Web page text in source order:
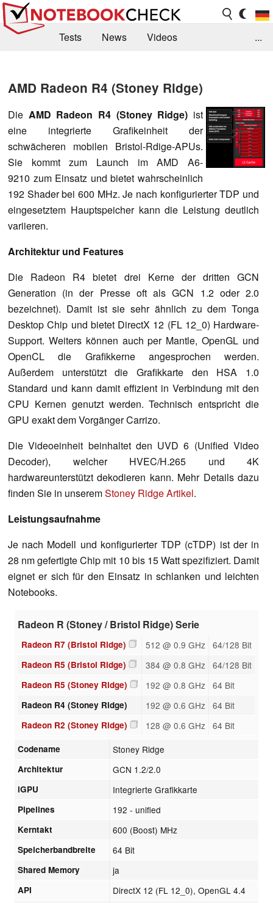
Tests News
Videos
Kaufberatung
Deals Suche
Jobs
Forum
...
AMD Radeon R4 (Stoney Ridge)
Die AMD Radeon R4 (Stoney Ridge) ist
eine integrierte Grafikeinheit der
schwächeren mobilen Bristol-Rdige-APUs.
Sie kommt zum Launch im AMD A6-
9210 zum Einsatz und bietet wahrscheinlich
192 Shader bei 600 MHz. Je nach konfigurierter TDP und
eingesetztem Hauptspeicher kann die Leistung deutlich
variieren.
Architektur und Features
Die Radeon R4 bietet drei Kerne der dritten GCN
Generation (in der Presse oft als GCN 1.2 oder 2.0
bezeichnet). Damit ist sie sehr ähnlich zu dem Tonga
Desktop Chip und bietet DirectX 12 (FL 12_0) Hardware-
Support. Weiters können auch per Mantle, OpenGL und
OpenCL die Grafikkerne angesprochen werden.
Außerdem unterstützt die Grafikkarte den HSA 1.0
Standard und kann damit effizient in Verbindung mit den
CPU Kernen genutzt werden. Technisch entspricht die
GPU exakt dem Vorgänger Carrizo.
Die Videoeinheit beinhaltet den UVD 6 (Unified Video
Decoder), welcher HVEC/H.265 und 4K
hardwareunterstützt dekodieren kann. Mehr Details dazu
finden Sie in unseremStoney Ridge Artikel.
Leistungsaufnahme
Je nach Modell und konfigurierter TDP (cTDP) ist der in
28 nm gefertigte Chip mit 10 bis 15 Watt spezifiziert. Damit
eignet er sich für den Einsatz in schlanken und leichten
Notebooks.
Radeon R (Stoney / Bristol Ridge) Serie
Radeon R7 (Bristol Ridge) 512 @ 0.9 GHz 64/128 Bit
Radeon R5 (Bristol Ridge) 384 @ 0.8 GHz 64/128 Bit
Radeon R5 (Stoney Ridge) 192 @ 0.8 GHz 64 Bit
Radeon R4 (Stoney Ridge) 192 @ 0.6 GHz 64 Bit
Radeon R2 (Stoney Ridge) 128 @ 0.6 GHz 64 Bit
Codename Stoney Ridge
Architektur GCN 1.2/2.0
iGPU Integrierte Grafikkarte
Pipelines 192 - unified
Kerntakt 600 (Boost) MHz
Speicherbandbreite 64 Bit
Shared Memory ja
API DirectX 12 (FL 12_0), OpenGL 4.4